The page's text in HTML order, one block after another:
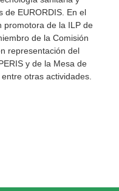
de EURORDIS. En el
promotora de la ILP de
de la Comisión
representación del
y de la Mesa de
otras actividades.